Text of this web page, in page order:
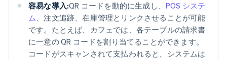
容易な導入:QR コードを動的に生成し、POS システ
ム、注文追跡、在庫管理とリンクさせることが可能
です。たとえば、カフェでは、各テーブルの請求書
に一意の QR コードを割り当てることができます。
コードがスキャンされて支払われると、システムは